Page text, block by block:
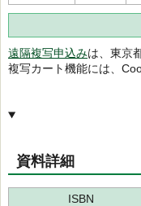
遠隔複写申込みは、東京
複写カート機能には、
資料詳細
ISBN